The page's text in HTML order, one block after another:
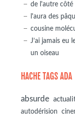
de l'autre
l'aura des
cousine
J’ai jamais eu
un oiseau
HACHE TAGS ADA
absurde
autodérision